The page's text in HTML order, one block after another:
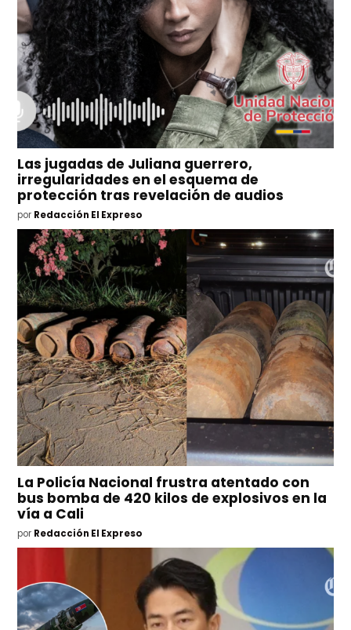
Las jugadas de Juliana guerrero,
irregularidades en el esquema de
protección tras revelación de audios
por Redacción El Expreso
La Policía Nacional frustra atentado con
bus bomba de 420 kilos de explosivos en la
vía a Cali
por Redacción El Expreso